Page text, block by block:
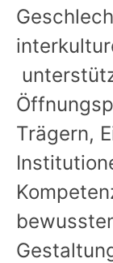
Trägern,